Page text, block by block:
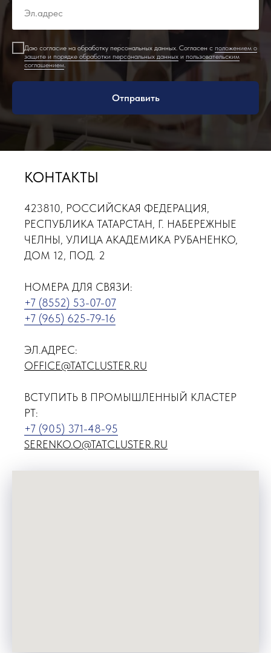
Даю согласие на обработку персональных данных. Согласен с положением о
защите и порядке обработки персональных данных и пользовательским
соглашением
Отправить
КОНТАКТЫ
423810, РОССИЙСКАЯ ФЕДЕРАЦИЯ,
РЕСПУБЛИКА ТАТАРСТАН, Г. НАБЕРЕЖНЫЕ
ЧЕЛНЫ, УЛИЦА АКАДЕМИКА РУБАНЕНКО,
ДОМ 12, ПОД. 2
НОМЕРА ДЛЯ СВЯЗИ:
+7 (8552) 53-07-07
+7 (965) 625-79-16
ЭЛ.АДРЕС:
OFFICE@TATCLUSTER.RU
ВСТУПИТЬ В ПРОМЫШЛЕННЫЙ КЛАСТЕР
РТ:
+7 (905) 371-48-95
SERENKO.O@TATCLUSTER.RU